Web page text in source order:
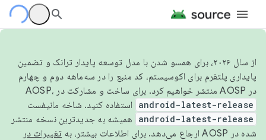
از سال ۲۰۲۶، برای همسو شدن با مدل توسعه پایدار ترانک و تضمین
پایداری پلتفرم برای اکوسیستم، کد منبع را در سه‌ماهه دوم و چهارم
در AOSP منتشر خواهیم کرد. برای ساخت و مشارکت در AOSP،
android-latest-release استفاده کنید. شاخه مانیفست
android-latest-release
همیشه به جدیدترین نسخه منتشر
شده در AOSP ارجاع می‌دهد. برای اطلاعات بیشتر، به
تغییرات در